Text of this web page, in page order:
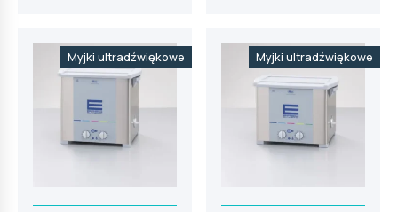
Myjki ultradźwiękowe Myjki ultradźwiękowe